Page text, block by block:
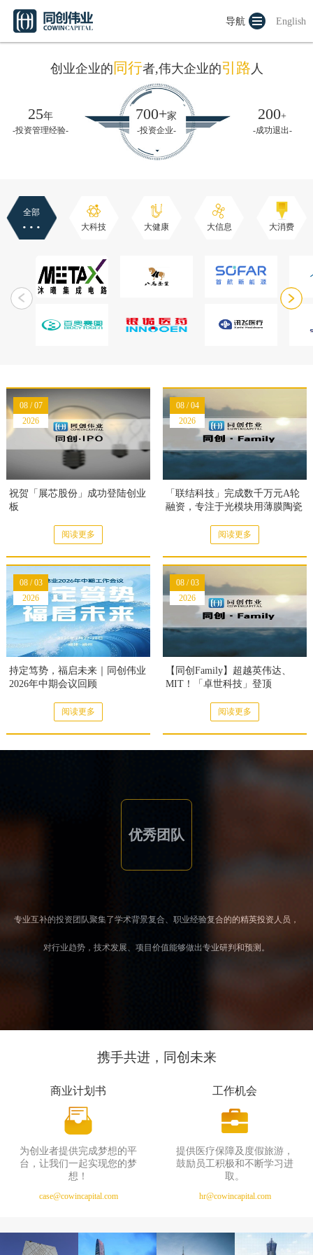
English
导航
创业企业的 同行者,伟大企业的引路 人
25年
-投资管理经验-
700+家
-投资企业-
200+
-成功退出-
全部
··· 大科技 大健康 大信息 大消费
08 / 07
2026
祝贺「展芯股份」成功登陆创业
板
阅读更多
08 / 04
2026
「联结科技」完成数千万元A轮
融资，专注于光模块用薄膜陶瓷
阅读更多
08 / 03
2026
持定笃势，福启未来｜同创伟业
2026年中期会议回顾
阅读更多
08 / 03
2026
【同创Family】超越英伟达、
MIT！「卓世科技」登顶
身智能全新SOTA
阅读更多
优秀团队
专业互补的投资团队聚集了学术背景复合、职业经验复合的的精英投资人员，
对行业趋势，技术发展、项目价值能够做出专业研判和预测。
携手共进，同创未来
商业计划书
为创业者提供完成梦想的平
台，让我们一起实现您的梦
想！
case@cowincapital.com
工作机会
提供医疗保障及度假旅游，
鼓励员工积极和不断学习进
取。
hr@cowincapital.com